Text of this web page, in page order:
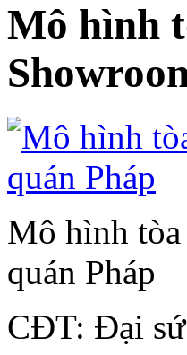
Mô hình
Mô hình
quán Pháp
CĐT: Đại sứ